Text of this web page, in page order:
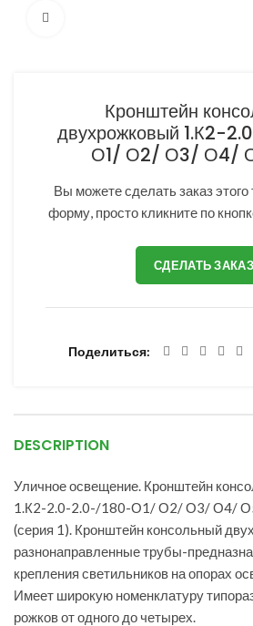
Кронштейн
двухрожковый 1.К2-
О1/ О2/ О3/ О4/
Вы можете сделать заказ этого
форму, просто кликните по
СДЕЛАТЬ ЗАКАЗ
Поделиться
DESCRIPTION
Уличное освещение. Кронштейн
1.К2-2.0-2.0-/180-О1/ О2/ О3/ О4/
(серия 1). Кронштейн консольный
разнонаправленные трубы-
крепления светильников на опорах
Имеет широкую номенклатуру
рожков от одного до четырех.